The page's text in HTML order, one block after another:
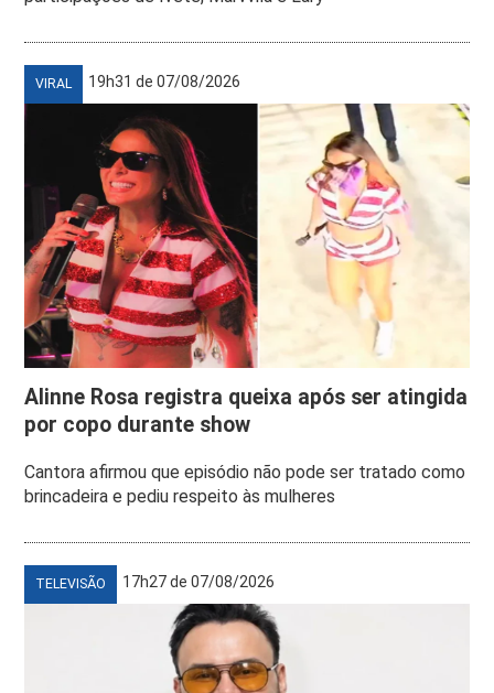
VIRAL 19h31 de 07/08/2026
Alinne Rosa registra queixa após ser atingida
por copo durante show
Cantora afirmou que episódio não pode ser tratado como
brincadeira e pediu respeito às mulheres
TELEVISÃO 17h27 de 07/08/2026